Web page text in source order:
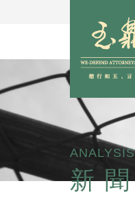
ANALYSIS
新